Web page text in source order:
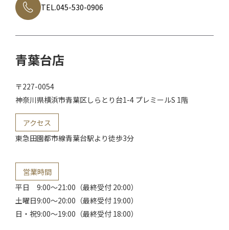
TEL.045-530-0906
青葉台店
〒227-0054
神奈川県横浜市青葉区しらとり台1-4 プレミールS 1階
アクセス
東急田園都市線青葉台駅より徒歩3分
営業時間
平日
土曜日
日・祝
9:00～21:00（最終受付 20:00）
9:00～20:00（最終受付 19:00）
9:00～19:00（最終受付 18:00）